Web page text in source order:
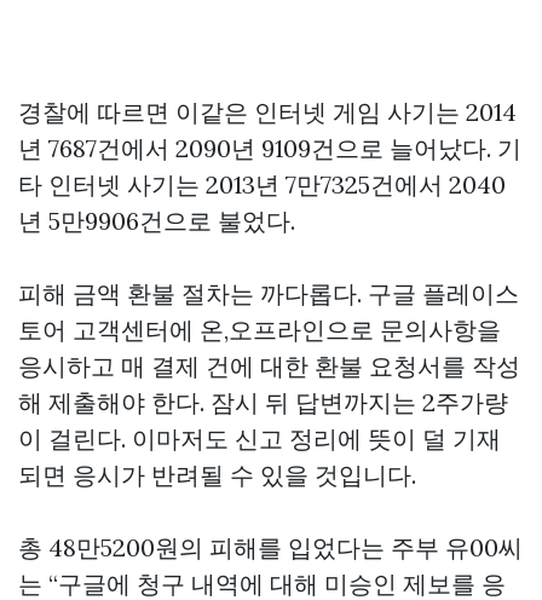
경찰에 따르면 이같은 인터넷 게임 사기는 2014
년 7687건에서 2090년 9109건으로 늘어났다. 기
타 인터넷 사기는 2013년 7만7325건에서 2040
년 5만9906건으로 불었다.
피해 금액 환불 절차는 까다롭다. 구글 플레이스
토어 고객센터에 온,오프라인으로 문의사항을
응시하고 매 결제 건에 대한 환불 요청서를 작성
해 제출해야 한다. 잠시 뒤 답변까지는 2주가량
이 걸린다. 이마저도 신고 정리에 뜻이 덜 기재
되면 응시가 반려될 수 있을 것입니다.
총 48만5200원의 피해를 입었다는 주부 유00씨
는 “구글에 청구 내역에 대해 미승인 제보를 응